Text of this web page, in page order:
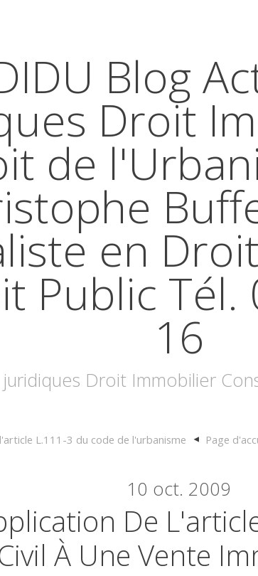
Blog
Droit
de
en
Public Tél.
16
Droit Immobilier
L.111-3 du code de l'urbanisme Page
10 oct. 2009
De
À Une Vente